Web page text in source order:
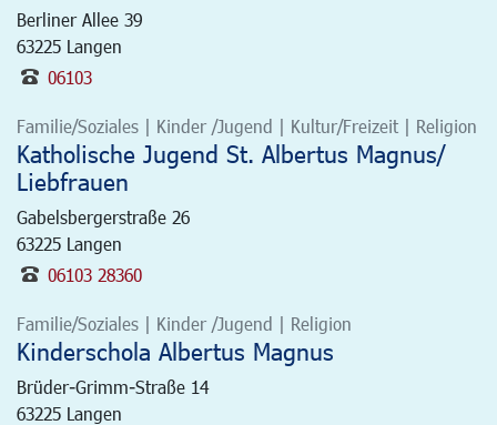
Berliner Allee 39
63225 Langen
06103
Familie/Soziales | Kinder /Jugend | Kultur/Freizeit | Religion
Katholische Jugend St. Albertus Magnus/
Liebfrauen
Gabelsbergerstraße 26
63225 Langen
06103 28360
Familie/Soziales | Kinder /Jugend | Religion
Kinderschola Albertus Magnus
Brüder-Grimm-Straße 14
63225 Langen